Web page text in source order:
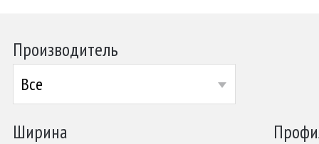
Производитель
Все
Ширина